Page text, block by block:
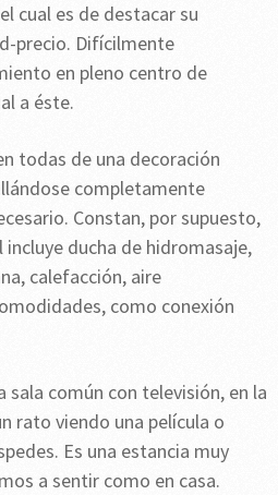
cual es de destacar su
precio. Difícilmente
en pleno centro de
a éste.
todas de una decoración
completamente
Constan, por supuesto,
ducha de hidromasaje,
calefacción, aire
como conexión
sala común con televisión, en la
rato viendo una película o
Es una estancia muy
a sentir como en casa.